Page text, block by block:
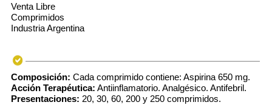
Venta Libre
Comprimidos
Industria Argentina
Composición: Cada comprimido contiene: Aspirina 650 mg.
Acción Terapéutica: Antiinflamatorio. Analgésico. Antifebril.
Presentaciones: 20, 30, 60, 200 y 250 comprimidos.